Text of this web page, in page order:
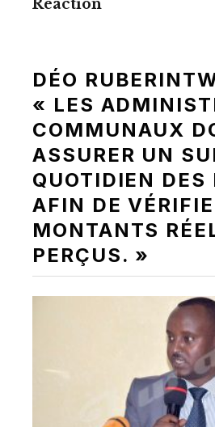
Réaction
DÉO
« LES
COMMUNAUX
ASSURER UN
QUOTIDIEN DES
AFIN DE
MONTANTS
PERÇUS. »